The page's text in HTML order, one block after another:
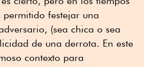
permitido festejar una
(sea chica o sea
de una derrota. En este
contexto para